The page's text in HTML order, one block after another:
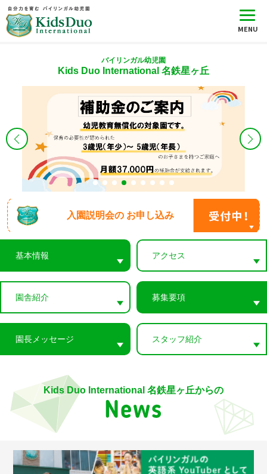
バイリンガル幼児園
Kids Duo International 名鉄星ヶ丘
入園説明会の お申し込み
基本情報 アクセス
園舎紹介 募集要項
園長メッセージ スタッフ紹介
Kids Duo International 名鉄星ヶ丘からの